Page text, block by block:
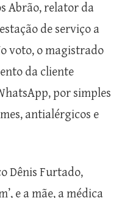
Abrão, relator da
de serviço a
voto, o magistrado
da cliente
por simples
antialérgicos e
Dênis Furtado,
e a mãe, a médica